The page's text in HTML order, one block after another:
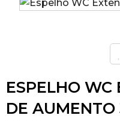
ESPELHO WC
DE AUMENTO